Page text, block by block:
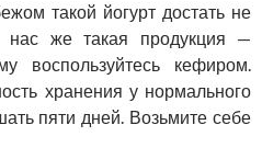
такой йогурт достать не
нас же такая продукция —
воспользуйтесь кефиром.
хранения у нормального
пяти дней. Возьмите себе